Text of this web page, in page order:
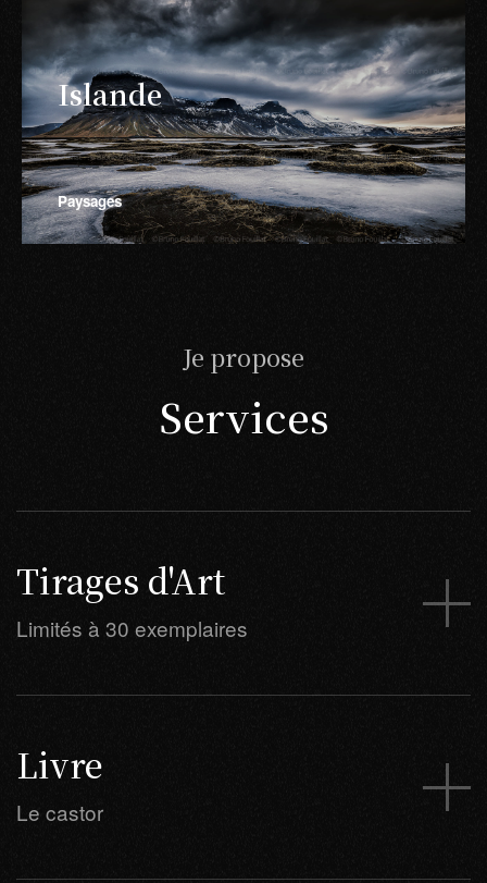
Islande
Paysages
Je propose
Services
Tirages d'Art
Limités à 30 exemplaires
Livre
Le castor